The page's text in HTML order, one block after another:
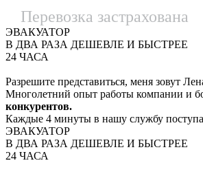
Перевозка застрахована
ЭВАКУАТОР
В ДВА РАЗА ДЕШЕВЛЕ И БЫСТРЕЕ
24 ЧАСА
Разрешите представиться, меня зовут
Многолетний опыт работы компании и
конкурентов.
Каждые 4 минуты в нашу службу
ЭВАКУАТОР
В ДВА РАЗА ДЕШЕВЛЕ И БЫСТРЕЕ
24 ЧАСА